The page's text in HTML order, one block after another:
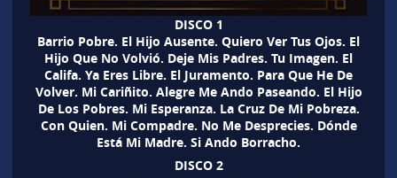
DISCO 1
Barrio Pobre. El Hijo Ausente. Quiero Ver Tus Ojos. El
Hijo Que No Volvió. Deje Mis Padres. Tu Imagen. El
Califa. Ya Eres Libre. El Juramento. Para Que He De
Volver. Mi Cariñito. Alegre Me Ando Paseando. El Hijo
De Los Pobres. Mi Esperanza. La Cruz De Mi Pobreza.
Con Quien. Mi Compadre. No Me Desprecies. Dónde
Está Mi Madre. Si Ando Borracho.
DISCO 2